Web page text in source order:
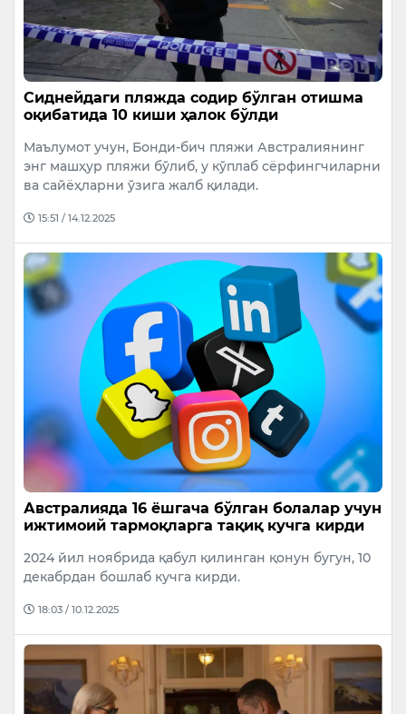
Сиднейдаги пляжда содир бўлган отишма
оқибатида 10 киши ҳалок бўлди
Маълумот учун, Бонди-бич пляжи Австралиянинг
энг машҳур пляжи бўлиб, у кўплаб сёрфингчиларни
ва сайёҳларни ўзига жалб қилади.
15:51 / 14.12.2025
Австралияда 16 ёшгача бўлган болалар учун
ижтимоий тармоқларга тақиқ кучга кирди
2024 йил ноябрида қабул қилинган қонун бугун, 10
декабрдан бошлаб кучга кирди.
18:03 / 10.12.2025